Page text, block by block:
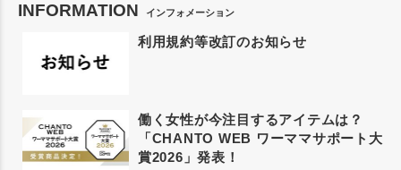
INFORMATION インフォメーション
利用規約等改訂のお知らせ
働く女性が今注目するアイテムは？
「CHANTO WEB ワーママサポート大
賞2026」発表！